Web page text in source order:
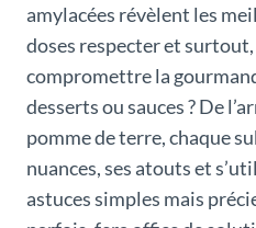
amylacées révèlent les
doses respecter et
compromettre la
desserts ou sauces ? De
pomme de terre, chaque
nuances, ses atouts et
astuces simples mais